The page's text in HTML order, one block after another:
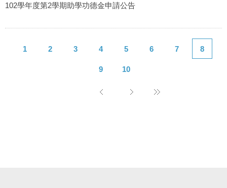
102學年度第2學期助學功德金申請公告
1 2 3 4 5 6 7 8
9 10